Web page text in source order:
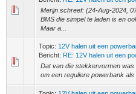
Merijn schreef: (24-Aug-2024,
BMS die simpel te laden is en
Maar a...
Topic: 12V halen uit een
Bericht: RE: 12V halen uit een
Dat van die stekkervormen was
om een reguliere powerbank als